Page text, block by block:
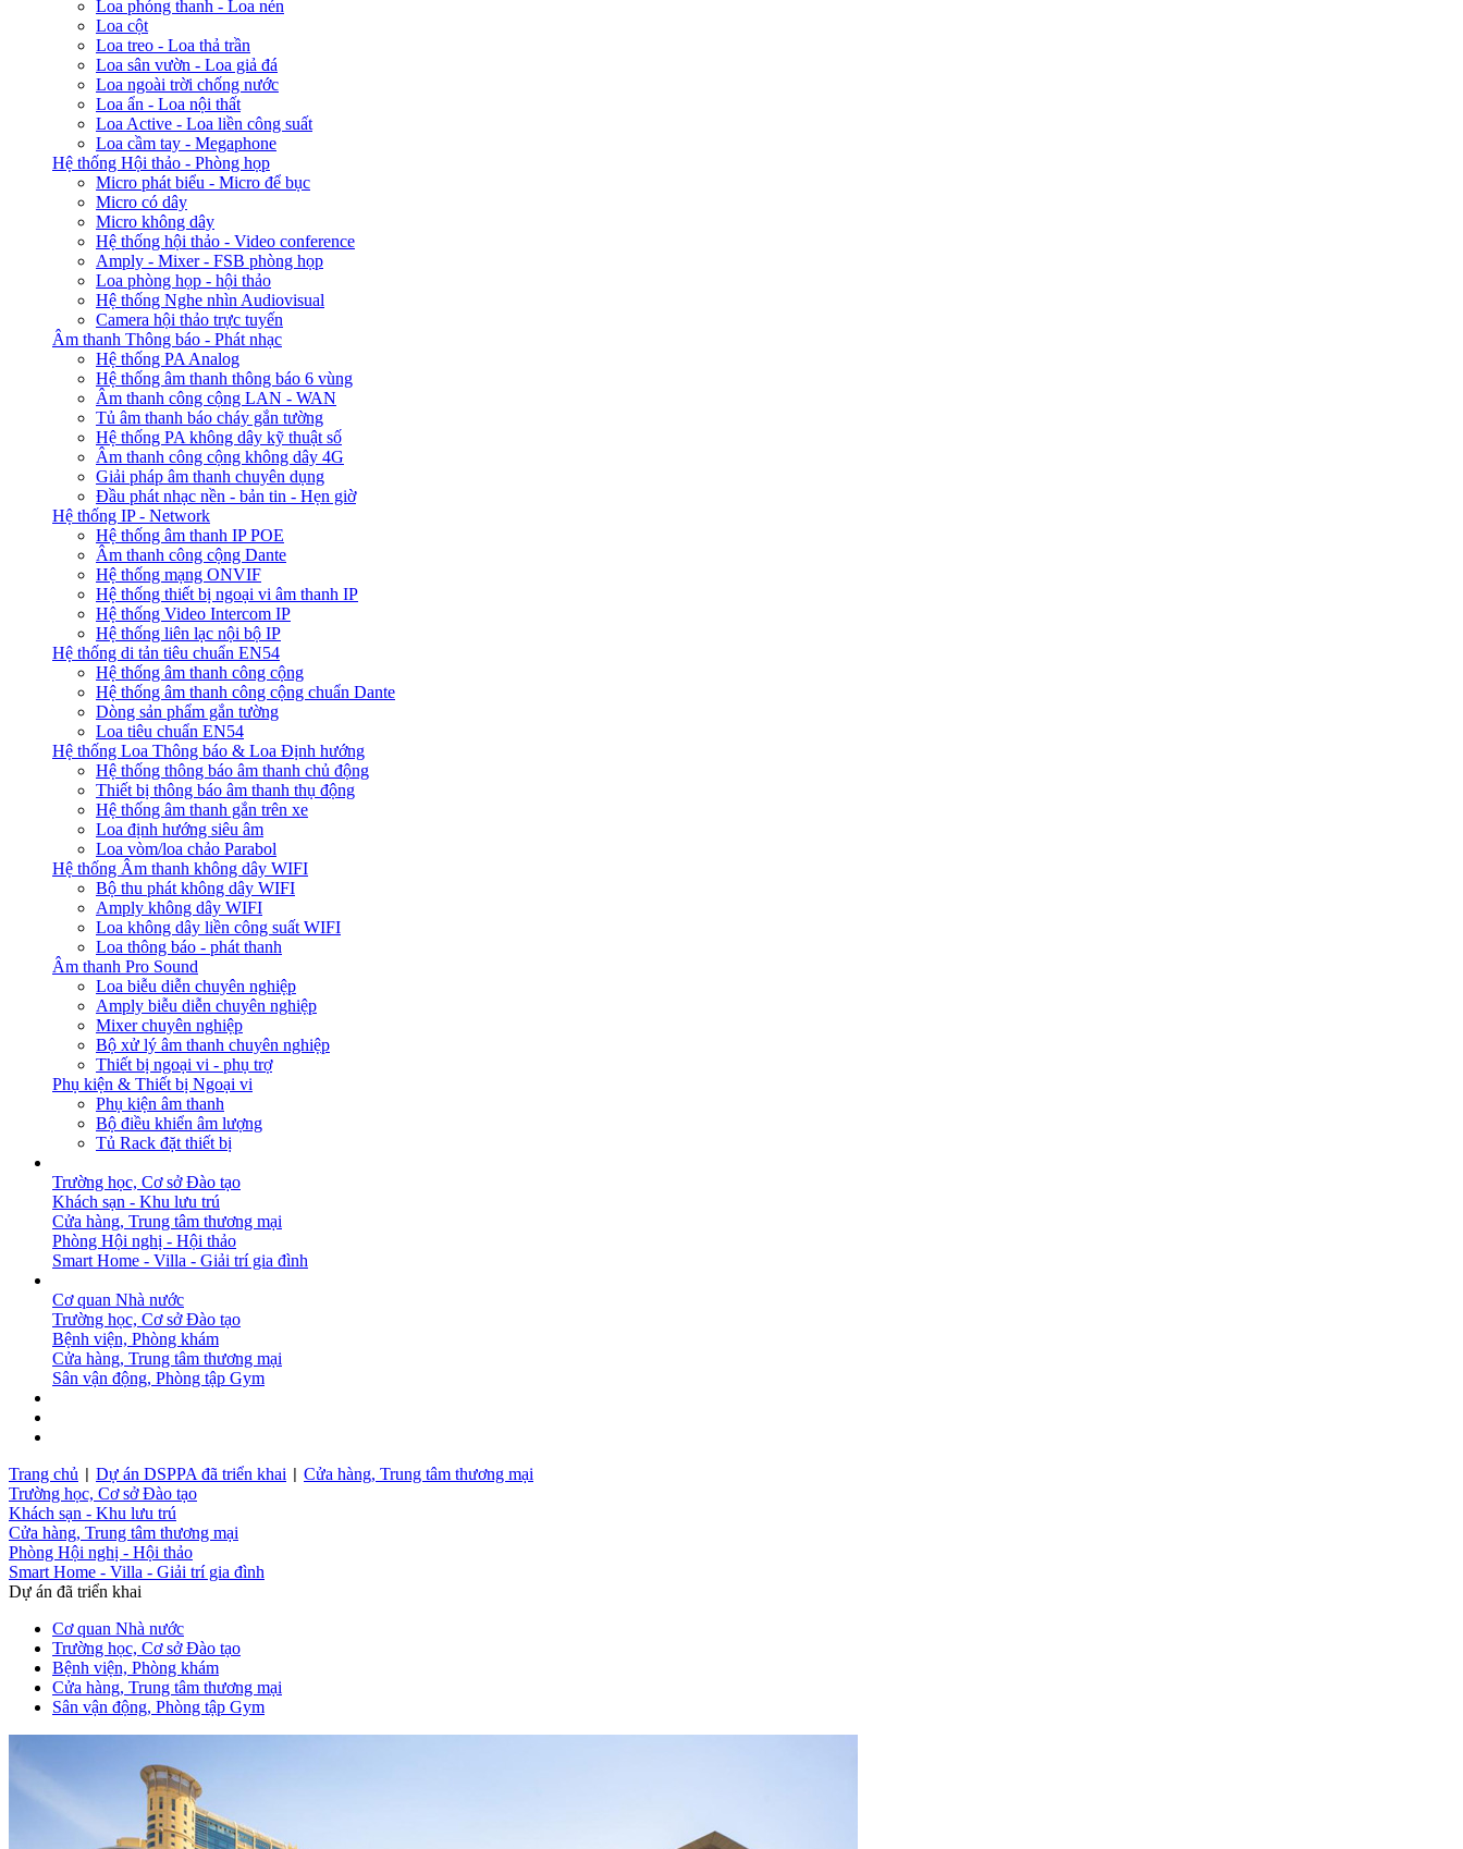
Loa phóng thanh - Loa nén
Loa cột
Loa treo - Loa thả trần
Loa sân vườn - Loa giả đá
Loa ngoài trời chống nước
Loa ẩn - Loa nội thất
Loa Active - Loa liền công suất
Loa cầm tay - Megaphone
Hệ thống Hội thảo - Phòng họp
Micro phát biểu - Micro để bục
Micro có dây
Micro không dây
Hệ thống hội thảo - Video conference
Amply - Mixer - FSB phòng họp
Loa phòng họp - hội thảo
Hệ thống Nghe nhìn Audiovisual
Camera hội thảo trực tuyến
Âm thanh Thông báo - Phát nhạc
Hệ thống PA Analog
Hệ thống âm thanh thông báo 6 vùng
Âm thanh công cộng LAN - WAN
Tủ âm thanh báo cháy gắn tường
Hệ thống PA không dây kỹ thuật số
Âm thanh công cộng không dây 4G
Giải pháp âm thanh chuyên dụng
Đầu phát nhạc nền - bản tin - Hẹn giờ
Hệ thống IP - Network
Hệ thống âm thanh IP POE
Âm thanh công cộng Dante
Hệ thống mạng ONVIF
Hệ thống thiết bị ngoại vi âm thanh IP
Hệ thống Video Intercom IP
Hệ thống liên lạc nội bộ IP
Hệ thống di tản tiêu chuẩn EN54
Hệ thống âm thanh công cộng
Hệ thống âm thanh công cộng chuẩn Dante
Dòng sản phẩm gắn tường
Loa tiêu chuẩn EN54
Hệ thống Loa Thông báo & Loa Định hướng
Hệ thống thông báo âm thanh chủ động
Thiết bị thông báo âm thanh thụ động
Hệ thống âm thanh gắn trên xe
Loa định hướng siêu âm
Loa vòm/loa chảo Parabol
Hệ thống Âm thanh không dây WIFI
Bộ thu phát không dây WIFI
Amply không dây WIFI
Loa không dây liền công suất WIFI
Loa thông báo - phát thanh
Âm thanh Pro Sound
Loa biễu diễn chuyên nghiệp
Amply biễu diễn chuyên nghiệp
Mixer chuyên nghiệp
Bộ xử lý âm thanh chuyên nghiệp
Thiết bị ngoại vi - phụ trợ
Phụ kiện & Thiết bị Ngoại vi
Phụ kiện âm thanh
Bộ điều khiển âm lượng
Tủ Rack đặt thiết bị
Trường học, Cơ sở Đào tạo
Khách sạn - Khu lưu trú
Cửa hàng, Trung tâm thương mại
Phòng Hội nghị - Hội thảo
Smart Home - Villa - Giải trí gia đình
Cơ quan Nhà nước
Trường học, Cơ sở Đào tạo
Bệnh viện, Phòng khám
Cửa hàng, Trung tâm thương mại
Sân vận động, Phòng tập Gym
Trang chủ
Dự án DSPPA đã triển khai
Cửa hàng, Trung tâm thương mại
Trường học, Cơ sở Đào tạo
Khách sạn - Khu lưu trú
Cửa hàng, Trung tâm thương mại
Phòng Hội nghị - Hội thảo
Smart Home - Villa - Giải trí gia đình
Dự án đã triển khai
Cơ quan Nhà nước
Trường học, Cơ sở Đào tạo
Bệnh viện, Phòng khám
Cửa hàng, Trung tâm thương mại
Sân vận động, Phòng tập Gym